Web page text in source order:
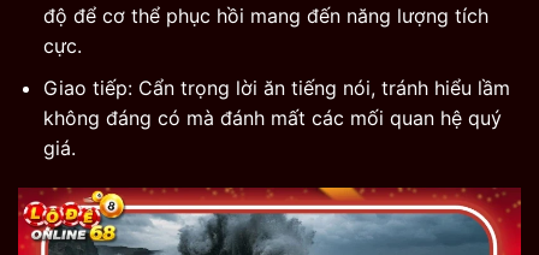
độ để cơ thể phục hồi mang đến năng lượng tích
cực.
Giao tiếp: Cẩn trọng lời ăn tiếng nói, tránh hiểu lầm
không đáng có mà đánh mất các mối quan hệ quý
giá.